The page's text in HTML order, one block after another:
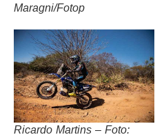
Maragni/Fotop
Ricardo Martins – Foto: